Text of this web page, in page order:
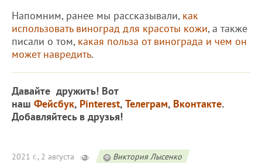
Напомним, ранее мы рассказывали, как
использовать виноград для красоты кожи, а также
писали о том, какая польза от винограда и чем он
может навредить.
Давайте дружить! Вот
наш Фейсбук, Pinterest, Телеграм, Вконтакте.
Добавляйтесь в друзья!
2021 г., 2 августа
Виктория Лысенко